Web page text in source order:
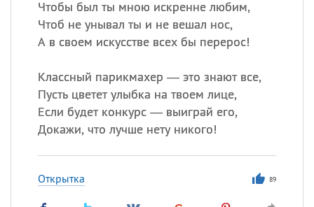
Чтобы был ты мною искренне любим,
Чтоб не унывал ты и не вешал нос,
А в своем искусстве всех бы перерос!
Классный парикмахер — это знают все,
Пусть цветет улыбка на твоем лице,
Если будет конкурс — выиграй его,
Докажи, что лучше нету никого!
Открытка 89